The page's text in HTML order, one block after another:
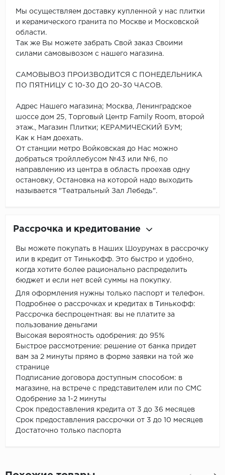
Мы осуществляем доставку купленной у нас плитки
и керамического гранита по Москве и Московской
области.
Так же Вы можете забрать Свой заказ Своими
силами самовывозом с нашего магазина.
САМОВЫВОЗ ПРОИЗВОДИТСЯ С ПОНЕДЕЛЬНИКА
ПО ПЯТНИЦУ С 10-30 ДО 20-30 ЧАСОВ.
Адрес Нашего магазина; Москва, Ленинградское
шоссе дом 25, Торговый Центр Family Room, второй
этаж., Магазин Плитки; КЕРАМИЧЕСКИЙ БУМ;
Как к Нам доехать.
От станции метро Войковская до Нас можно
добраться тройллебусом №43 или №6, по
направлению из центра в область проехав одну
остановку, Остановка на которой надо выходить
называется "Театральный Зал Лебедь".
Рассрочка и кредитование
Вы можете покупать в Наших Шоурумах в рассрочку
или в кредит от Тинькофф. Это быстро и удобно,
когда хотите более рационально распределить
бюджет и если нет всей суммы на покупку.
Для оформления нужны только паспорт и телефон.
Подробнее о рассрочках и кредитах в Тинькофф:
Рассрочка беспроцентная: вы не платите за
пользование деньгами
Высокая вероятность одобрения: до 95%
Быстрое рассмотрение: решение от банка придет
вам за 2 минуты прямо в форме заявки на той же
странице
Подписание договора доступным способом: в
магазине, на встрече с представителем или по СМС
Одобрение за 1-2 минуты
Срок предоставления кредита от 3 до 36 месяцев
Срок предоставления рассрочки от 3 до 10 месяцев
Достаточно только паспорта